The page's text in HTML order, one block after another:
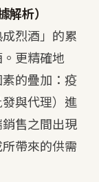
析）
烈酒」的累
更精確地
的疊加：疫
與代理）進
售之間出現
帶來的供需